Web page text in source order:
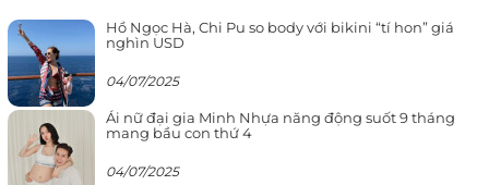
Hồ Ngọc Hà, Chi Pu so body với bikini “tí hon” giá
nghìn USD
04/07/2025
Ái nữ đại gia Minh Nhựa năng động suốt 9 tháng
mang bầu con thứ 4
04/07/2025